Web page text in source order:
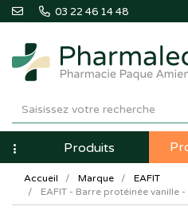
03 22 46 14 48
Pharmaleo
Pharmacie
Paque
Amiens
NavigationProduits
Accueil Marque
EAFIT
EAFIT - Barre protéinée vanille